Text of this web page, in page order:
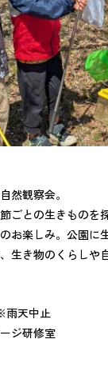
然観察会。
ごとの生きものを
お楽しみ。公園に
生き物のくらしや
天中止
ジ研修室